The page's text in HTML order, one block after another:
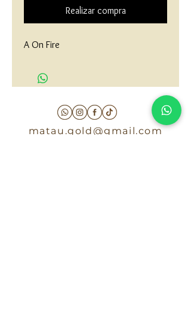
Realizar compra
A On Fire
matau.gold@gmail.com